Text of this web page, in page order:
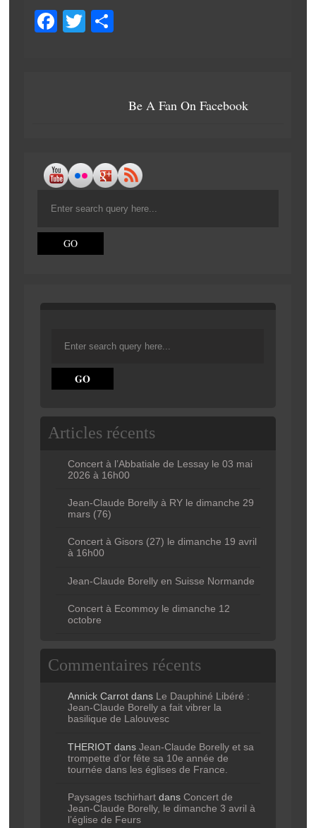
F
o
k
T
erBe A Fan On Facebook
Articles récents
Concert à l’Abbatiale de Lessay le 03 mai
2026 à 16h00
Jean-Claude Borelly à RY le dimanche 29
mars (76)
Concert à Gisors (27) le dimanche 19 avril
à 16h00
Jean-Claude Borelly en Suisse Normande
Concert à Ecommoy le dimanche 12
octobre
Commentaires récents
Annick Carrotdans Le Dauphiné Libéré :
Jean-Claude Borelly a fait vibrer la
basilique de Lalouvesc
THERIOTdans Jean-Claude Borelly et sa
trompette d’or fête sa 10e année de
tournée dans les églises de France.
Paysages tschirhartdans Concert de
Jean-Claude Borelly, le dimanche 3 avril à
l’église de Feurs